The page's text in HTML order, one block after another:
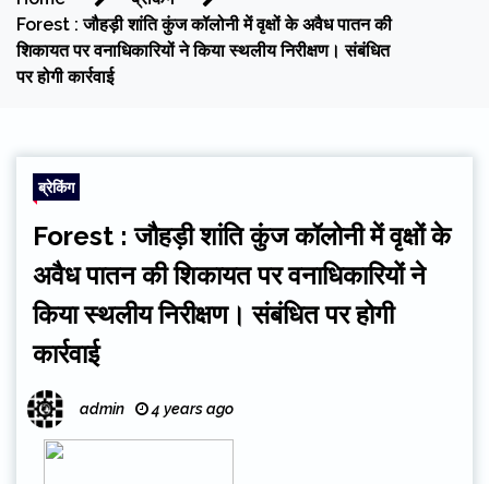
Forest : जौहड़ी शांति कुंज कॉलोनी में वृक्षों के अवैध पातन की
शिकायत पर वनाधिकारियों ने किया स्थलीय निरीक्षण। संबंधित
पर होगी कार्रवाई
ब्रेकिंग
Forest : जौहड़ी शांति कुंज कॉलोनी में वृक्षों के
अवैध पातन की शिकायत पर वनाधिकारियों ने
किया स्थलीय निरीक्षण। संबंधित पर होगी
कार्रवाई
admin 4 years ago